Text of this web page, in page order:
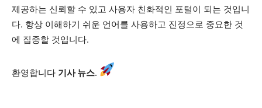
제공하는 신뢰할 수 있고 사용자 친화적인 포털이 되는 것입니
다. 항상 이해하기 쉬운 언어를 사용하고 진정으로 중요한 것
에 집중할 것입니다.
환영합니다 기사 뉴스.